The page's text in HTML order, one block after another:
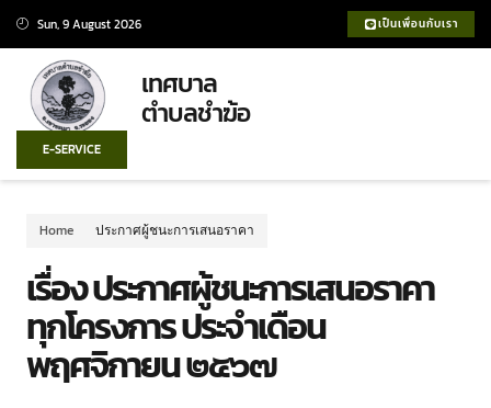
Sun, 9 August 2026 เป็นเพื่อนกับเรา
เทศบาล
ตำบลชำฆ้อ
E-SERVICE
Home ประกาศผู้ชนะการเสนอราคา
เรื่อง ประกาศผู้ชนะการเสนอราคา
ทุกโครงการ ประจำเดือน
พฤศจิกายน ๒๕๖๗